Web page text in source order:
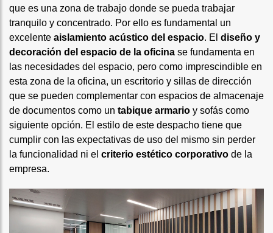
que es una zona de trabajo donde se pueda trabajar
tranquilo y concentrado. Por ello es fundamental un
excelente aislamiento acústico del espacio. El diseño y
decoración del espacio de la oficina se fundamenta en
las necesidades del espacio, pero como imprescindible en
esta zona de la oficina, un escritorio y sillas de dirección
que se pueden complementar con espacios de almacenaje
de documentos como un tabique armario y sofás como
siguiente opción. El estilo de este despacho tiene que
cumplir con las expectativas de uso del mismo sin perder
la funcionalidad ni el criterio estético corporativo de la
empresa.